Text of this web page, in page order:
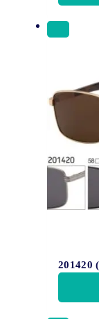
201420